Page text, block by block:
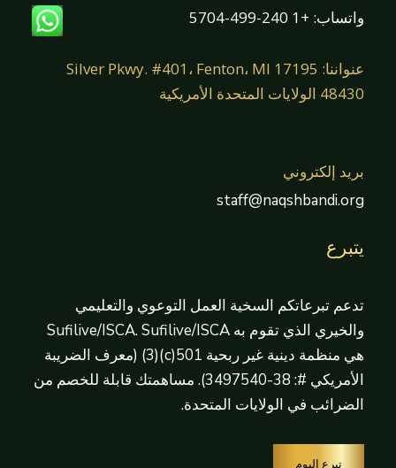
واتساب: +1 240-499-5704
عنواننا: 17195 Silver Pkwy. #401، Fenton، MI
48430 الولايات المتحدة الأمريكية
بريد إلكتروني
staff@naqshbandi.org
يتبرع
تدعم تبرعاتكم السخية العمل التوعوي والتعليمي
والخيري الذي تقوم به Sufilive/ISCA. Sufilive/ISCA
هي منظمة دينية غير ربحية 501(c)(3) (معرف الضريبة
الأمريكي #: 38-3497540). مساهمتك قابلة للخصم من
الضرائب في الولايات المتحدة.
تبرع اليوم